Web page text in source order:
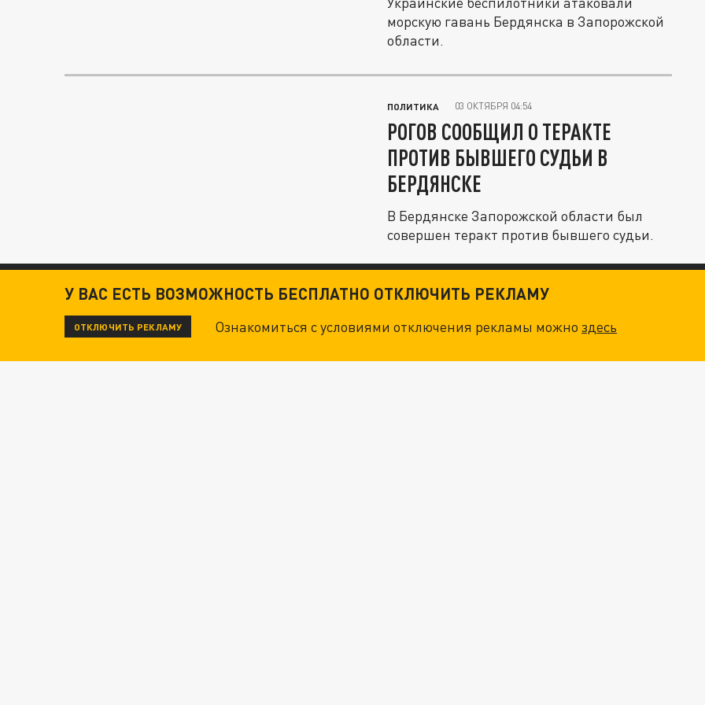
морскую гавань Бердянска в Запорожской
области.
ПОЛИТИКА 03 ОКТЯБРЯ 04:54
РОГОВ СООБЩИЛ О ТЕРАКТЕ
ПРОТИВ БЫВШЕГО СУДЬИ В
БЕРДЯНСКЕ
В Бердянске Запорожской области был
совершен теракт против бывшего судьи.
У ВАС ЕСТЬ ВОЗМОЖНОСТЬ БЕСПЛАТНО ОТКЛЮЧИТЬ РЕКЛАМУ
ОТКЛЮЧИТЬ РЕКЛАМУ Ознакомиться с условиями отключения рекламы можноздесь